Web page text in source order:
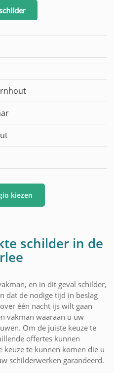
kiezen
schilder in de
en in dit geval schilder,
dat de nodige tijd in beslag
één nacht ijs wilt gaan
vakman waaraan u uw
Om de juiste keuze te
offertes kunnen
te kunnen komen die u
schilderwerken garandeerd.